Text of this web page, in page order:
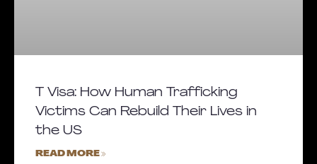
T Visa: How Human Trafficking
Victims Can Rebuild Their Lives in
the US
READ MORE »